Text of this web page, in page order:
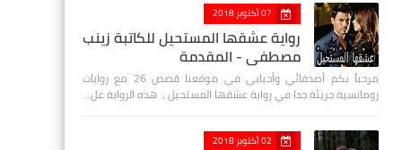
07 أكتوبر 2018
رواية عشقها المستحيل للكاتبة زينب
مصطفي - المقدمة
مرحباً بكم أصدقائي وأحبابي في موقعنا قصص 26 مع روايات
رومانسية جريئة جدا في رواية عشقها المستحيل ، هذه الرواية عل…
02 أكتوبر 2018